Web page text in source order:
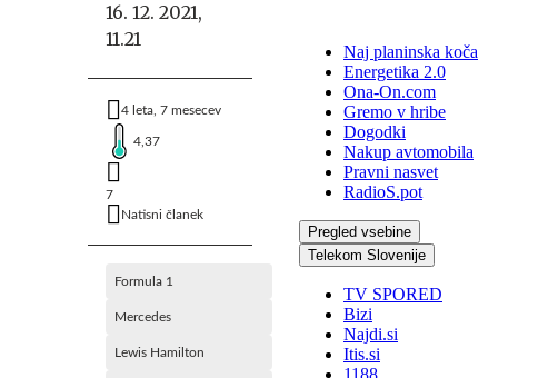
16. 12. 2021,
11.21
4 leta, 7 mesecev
4,37
7
Natisni članek
Formula 1
Mercedes
Lewis Hamilton